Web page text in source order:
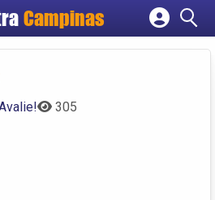
Campinas
Cadastrar empresa
305